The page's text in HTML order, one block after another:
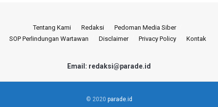
Tentang Kami Redaksi
Pedoman Media Siber
SOP Perlindungan Wartawan
Disclaimer Privacy Policy Kontak
Email: redaksi@parade.id
© 2020 parade.id